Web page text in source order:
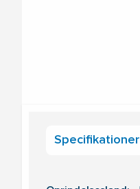
Specifikationer